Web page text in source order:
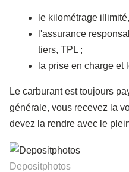
le kilométrage
l'assurance
tiers, TPL ;
la prise en charge et
Le carburant est toujours
générale, vous recevez la
devez la rendre avec le
Depositphotos